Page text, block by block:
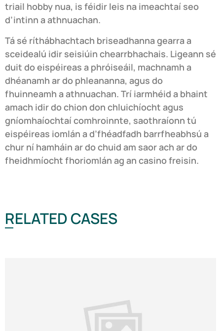
triail hobby nua, is féidir leis na imeachtaí seo
d’intinn a athnuachan.
Tá sé ríthábhachtach briseadhanna gearra a
sceidealú idir seisiúin chearrbhachais. Ligeann sé
duit do eispéireas a phróiseáil, machnamh a
dhéanamh ar do phleananna, agus do
fhuinneamh a athnuachan. Trí iarmhéid a bhaint
amach idir do chion don chluichíocht agus
gníomhaíochtaí comhroinnte, saothraíonn tú
eispéireas iomlán a d’fhéadfadh barrfheabhsú a
chur ní hamháin ar do chuid am saor ach ar do
fheidhmíocht fhoriomlán ag an casino freisin.
RELATED CASES